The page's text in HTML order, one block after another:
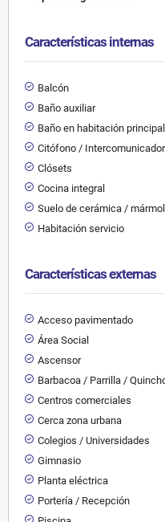
Características internas
Balcón
Baño auxiliar
Baño en habitación principal
Citófono / Intercomunicador
Clósets
Cocina integral
Suelo de cerámica / mármol
Habitación servicio
Características externas
Acceso pavimentado
Área Social
Ascensor
Barbacoa / Parrilla /
Centros comerciales
Cerca zona urbana
Colegios / Universidades
Gimnasio
Planta eléctrica
Portería / Recepción